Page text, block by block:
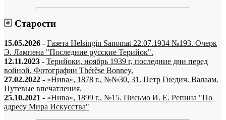
Старости
15.05.2026 - Газета Helsingin Sanomat 22.07.1934 №193. Очерк
Э. Лампена "Последние русские Терийок".
12.11.2023 - Терийоки, ноябрь 1939 г, последние дни перед
войной. Фотографии Thérèse Bonney.
27.02.2022 - «Нива», 1878 г., №№30, 31. Петр Гнедич. Валаам.
Путевые впечатления.
25.10.2021 - «Нива», 1899 г., №15. Письмо И. Е. Репина "По
адресу Мира Искусства"